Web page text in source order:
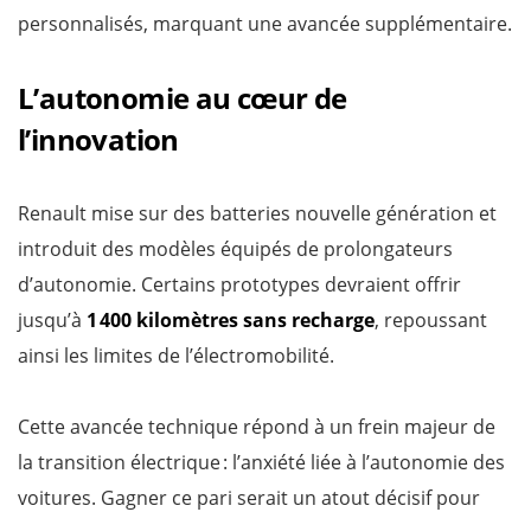
personnalisés, marquant une avancée supplémentaire.
L’autonomie au cœur de
l’innovation
Renault mise sur des batteries nouvelle génération et
introduit des modèles équipés de prolongateurs
d’autonomie. Certains prototypes devraient offrir
jusqu’à 1 400 kilomètres sans recharge, repoussant
ainsi les limites de l’électromobilité.
Cette avancée technique répond à un frein majeur de
la transition électrique : l’anxiété liée à l’autonomie des
voitures. Gagner ce pari serait un atout décisif pour